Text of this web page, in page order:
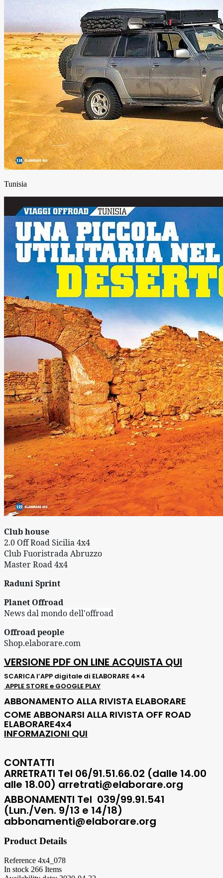
Tunisia
Club house
2.0 Off Road Sicilia 4x4
Club Fuoristrada Abruzzo
Master Road 4x4
Raduni Sprint
Planet Offroad
News dal mondo dell'offroad
Offroad people
Shop.elaborare.com
VERSIONE PDF ON LINE ACQUISTA QUI
SCARICA l’APP digitale di ELABORARE 4×4
APPLE STORE e GOOGLE PLAY
ABBONAMENTO ALLA RIVISTA ELABORARE
COME ABBONARSI ALLA RIVISTA OFF ROAD
ELABORARE4x4
INFORMAZIONI QUI
CONTATTI
ARRETRATI Tel 06/91.51.66.02 (dalle 14.00
alle 18.00) arretrati@elaborare.org
ABBONAMENTI Tel 039/99.91.541
(Lun./Ven. 9/13 e 14/18)
abbonamenti@elaborare.org
Product Details
Reference 4x4_078
In stock 266 Items